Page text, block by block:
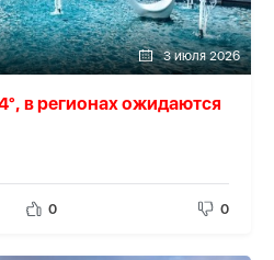
3 июля 2026
в регионах ожидаются
0 0